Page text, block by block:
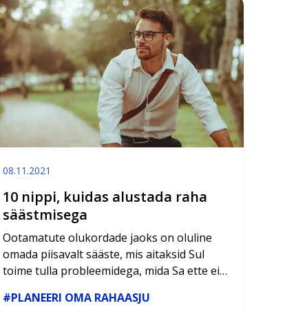
08.11.2021
10 nippi, kuidas alustada raha
säästmisega
Ootamatute olukordade jaoks on oluline
omada piisavalt sääste, mis aitaksid Sul
toime tulla probleemidega, mida Sa ette ei
#PLANEERI OMA RAHAASJU